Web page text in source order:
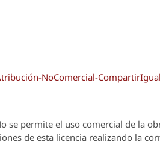
NoComercial-
se permite el uso comercial de la
de esta licencia realizando la